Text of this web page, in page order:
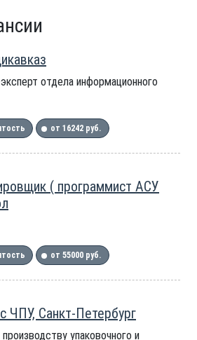
отдела информационного
от 16242 руб.
( программист АСУ
от 55000 руб.
ЧПУ, Санкт-Петербург
упаковочного и